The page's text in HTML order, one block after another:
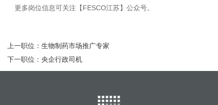
更多岗位信息可关注【FESCO江苏】公众号。
上一职位： 生物制药市场推广专家
下一职位： 央企行政司机